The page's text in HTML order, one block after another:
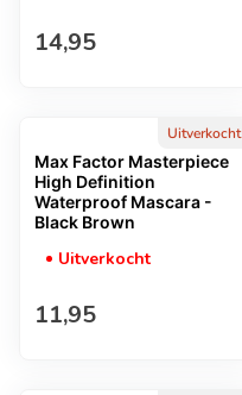
Normale prijs
14,95
Uitverkocht
Max Factor Masterpiece
High Definition
Waterproof Mascara -
Black Brown
Uitverkocht
Normale prijs
11,95